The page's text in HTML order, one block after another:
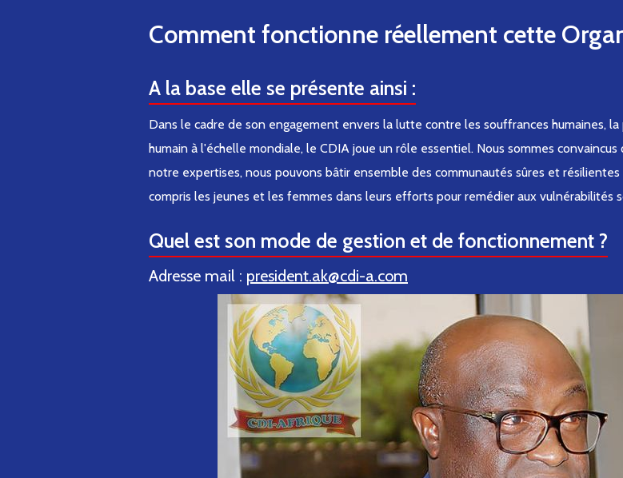
Comment fonctionne réellement cette
A la base elle se présente ainsi :
Dans le cadre de son engagement envers la lutte contre les souffrances humaines,
humain à l'échelle mondiale, le CDIA joue un rôle essentiel. Nous sommes
notre expertises, nous pouvons bâtir ensemble des communautés sûres et
compris les jeunes et les femmes dans leurs efforts pour remédier aux vulnérabilités
Quel est son mode de gestion et de fonctionnement ?
Adresse mail : president.ak@cdi-a.com